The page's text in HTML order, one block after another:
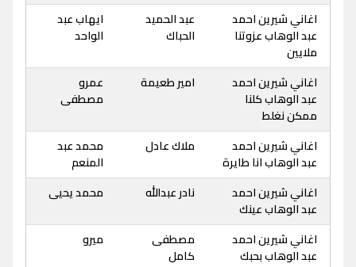
اغاني شيرين احمد
عبد الوهاب عزوتنا
ملايين
عبد الحميد
الحباك
ايهاب عبد
الواحد
اغاني شيرين احمد
عبد الوهاب كلنا
ممكن نغلط
امير طعيمة
عمرو
مصطفى
اغاني شيرين احمد
عبد الوهاب انا طايرة
ملاك عادل
محمد عبد
المنعم
اغاني شيرين احمد
عبد الوهاب عينك
نادر عبدالله محمد يحيى
اغاني شيرين احمد
عبد الوهاب بحبك
مصطفى
كامل
ميرو